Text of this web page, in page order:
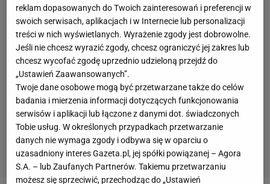
reklam dopasowanych do Twoich zainteresowań i preferencji w
swoich serwisach, aplikacjach i w Internecie lub personalizacji
treści w nich wyświetlanych. Wyrażenie zgody jest dobrowolne.
Jeśli nie chcesz wyrazić zgody, chcesz ograniczyć jej zakres lub
chcesz wycofać zgodę uprzednio udzieloną przejdź do
„Ustawień Zaawansowanych”.
Twoje dane osobowe mogą być przetwarzane także do celów
badania i mierzenia informacji dotyczących funkcjonowania
serwisów i aplikacji lub łączone z danymi dot. świadczonych
Tobie usług. W określonych przypadkach przetwarzanie
danych nie wymaga zgody i odbywa się w oparciu o
uzasadniony interes Gazeta.pl, jej spółki powiązanej – Agora
S.A. – lub Zaufanych Partnerów. Takiemu przetwarzaniu
możesz się sprzeciwić, przechodząc do „Ustawień